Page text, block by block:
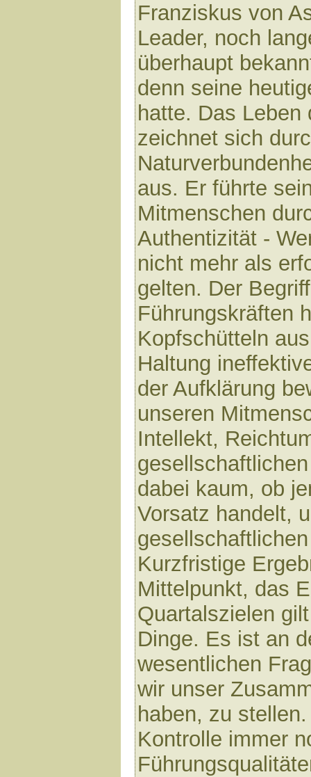
Franziskus von
Leader, noch
überhaupt
denn seine
hatte. Das
zeichnet sich
aus. Er führte
Mitmenschen
Authentizität -
nicht mehr als
gelten. Der
Führungskräften
Kopfschütteln
Haltung
der Aufklärung
unseren
Intellekt,
dabei kaum, ob
Vorsatz handelt,
Kurzfristige
Mittelpunkt, das
Quartalszielen
Dinge. Es ist an
wesentlichen
wir unser
haben, zu
Kontrolle immer